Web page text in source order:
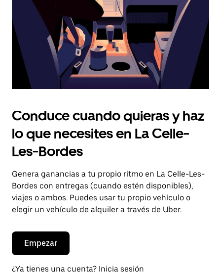
el
calendario.
Conduce cuando quieras y haz
lo que necesites en La Celle-
Les-Bordes
Genera ganancias a tu propio ritmo en La Celle-Les-
Bordes con entregas (cuando estén disponibles),
viajes o ambos. Puedes usar tu propio vehículo o
elegir un vehículo de alquiler a través de Uber.
Empezar
¿Ya tienes una cuenta? Inicia sesión